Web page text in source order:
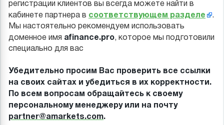
регистрации клиентов вы всегда можете найти в
кабинете партнера в соответствующем разделе
.
Мы настоятельно рекомендуем использовать
доменное имя afinance.pro, которое мы подготовили
специально для вас
Убедительно просим Вас проверить все ссылки
на своих сайтах и убедиться в их корректности.
По всем вопросам обращайтесь к своему
персональному менеджеру или на почту
partner@amarkets.com.